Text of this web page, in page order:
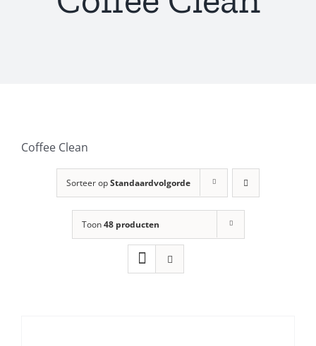
Coffee Clean
Sorteer opStandaardvolgorde
Toon48 producten